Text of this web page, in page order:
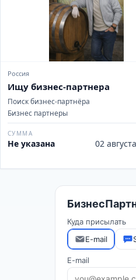
Россия
Ищу бизнес-партнера
Поиск бизнес-партнёра
Бизнес партнеры
СУММА
Не указана 02